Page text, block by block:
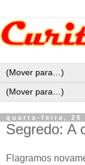
quarta-feira, 26
Segredo: A
Flagramos